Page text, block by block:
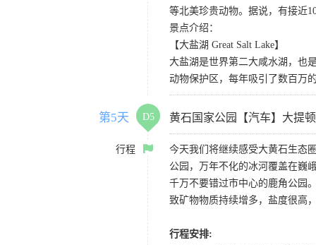
等北美珍贵动物。据说，有接近
景点介绍：
【大盐湖 Great Salt Lake】
大盐湖是世界第二大咸水湖，也
动物保护区，每年吸引了数百万
第5天 D5 黄石国家公园【汽车】大提
行程
今天我们将继续感受大黄石生态
公园，万年不化的冰河覆盖在巍
千万不要错过市中心的鹿角公园
致矿物物质持续增多，盐度很高
行程安排: